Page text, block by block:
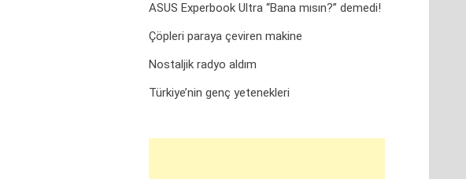
ASUS Experbook Ultra “Bana mısın?” demedi!
Çöpleri paraya çeviren makine
Nostaljik radyo aldım
Türkiye’nin genç yetenekleri